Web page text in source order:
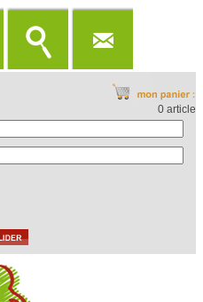
0 article